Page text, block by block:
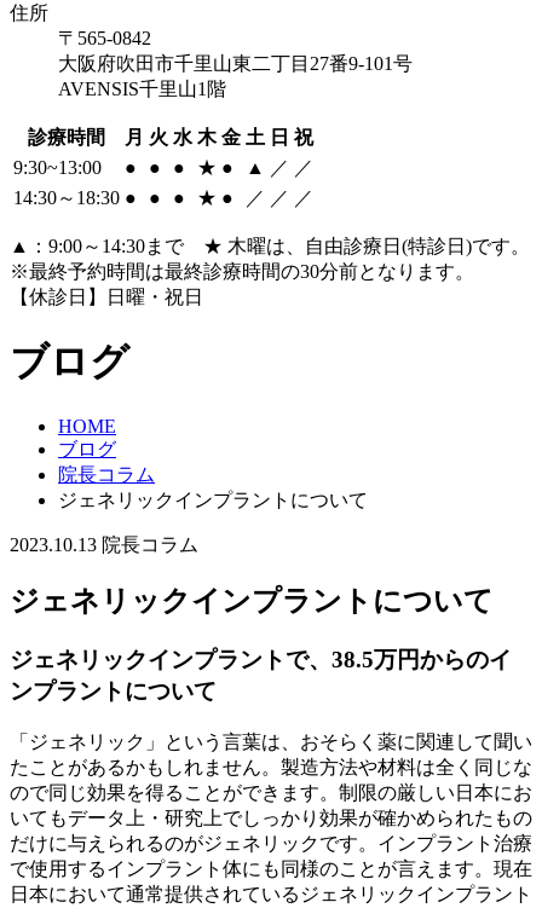
住所
〒565-0842
大阪府吹田市千里山東二丁目27番9-101号
AVENSIS千里山1階
診療時間 月 火 水 木 金 土 日 祝
9:30~13:00
● ● ● ★ ● ▲ ／ ／
14:30～18:30 ● ● ● ★ ● ／ ／ ／
▲：9:00～14:30まで ★ 木曜は、自由診療日(特診日)です。
※最終予約時間は最終診療時間の30分前となります。
【休診日】日曜・祝日
ブログ
HOME
ブログ
院長コラム
ジェネリックインプラントについて
2023.10.13 院長コラム
ジェネリックインプラントについて
ジェネリックインプラントで、38.5万円からのイ
ンプラントについて
「ジェネリック」という言葉は、おそらく薬に関連して聞い
たことがあるかもしれません。製造方法や材料は全く同じな
ので同じ効果を得ることができます。制限の厳しい日本にお
いてもデータ上・研究上でしっかり効果が確かめられたもの
だけに与えられるのがジェネリックです。インプラント治療
で使用するインプラント体にも同様のことが言えます。現在
日本において通常提供されているジェネリックインプラント